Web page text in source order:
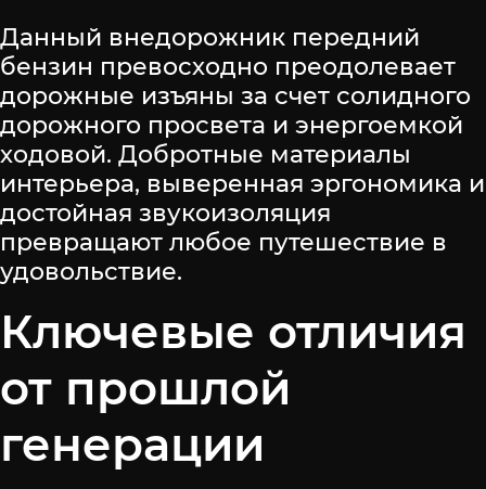
Данный внедорожник передний
бензин превосходно преодолевает
дорожные изъяны за счет солидного
дорожного просвета и энергоемкой
ходовой. Добротные материалы
интерьера, выверенная эргономика и
достойная звукоизоляция
превращают любое путешествие в
удовольствие.
Ключевые отличия
от прошлой
генерации